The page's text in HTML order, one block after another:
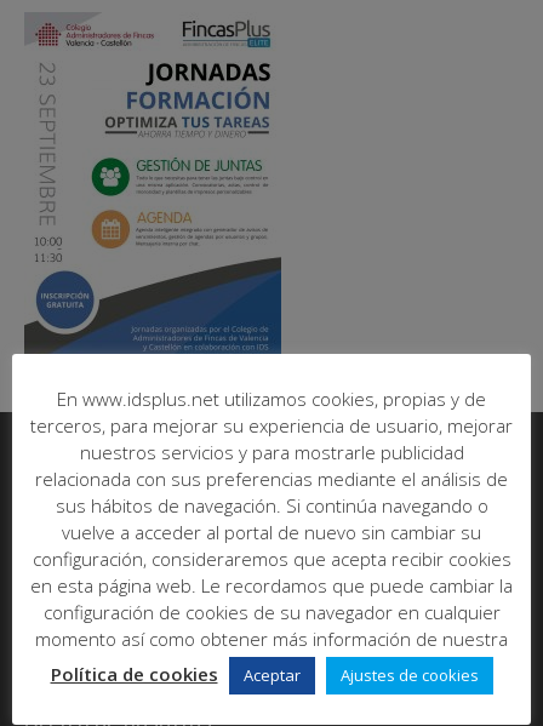
Informática y Desarrollo de Software SL
C/ Poeta Más y Ros, nº7, bajo
46021 - Valencia
Abrir en maps
Tel: 96 393 00 20
info@idsplus.net
Acerca de nosotros
En www.idsplus.net utilizamos cookies, propias y de
terceros, para mejorar su experiencia de usuario, mejorar
nuestros servicios y para mostrarle publicidad
relacionada con sus preferencias mediante el análisis de
sus hábitos de navegación. Si continúa navegando o
vuelve a acceder al portal de nuevo sin cambiar su
configuración, consideraremos que acepta recibir cookies
en esta página web. Le recordamos que puede cambiar la
configuración de cookies de su navegador en cualquier
momento así como obtener más información de nuestra
Política de cookies
Aceptar Ajustes de cookies